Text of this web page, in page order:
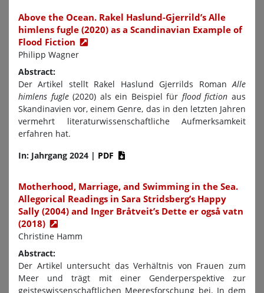
Above the Ocean. Rakel Haslund-Gjerrild’s Alle
himlens fugle (2020) as a Scandinavian Example of
Flood Fiction
Philipp Wagner
Abstract:
Der Artikel stellt Rakel Haslund Gjerrilds RomanAlle
himlens fugle(2020) als ein Beispiel für flood fiction aus
Skandinavien vor, einem Genre, das in den letzten Jahren
vermehrt literaturwissenschaftliche Aufmerksamkeit
erfahren hat.
In: Jahrgang 2024 | PDF
Motherhood, Marriage, and Swimming in the Sea.
Allegorical Readings in Sara Stridsberg’s Happy
Sally (2004) and Inger Bråtveit’s Dette er også vatn
(2018)
Christine Hamm
Abstract:
Der Artikel untersucht das Verhältnis von Frauen zum
Meer und trägt mit einer Genderperspektive zur
geisteswissenschaftlichen Meeresforschung bei. In dem